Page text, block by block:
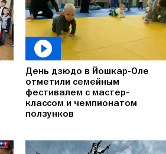
День дзюдо в Йошкар-Оле
отметили семейным
фестивалем с мастер-
классом и чемпионатом
ползунков